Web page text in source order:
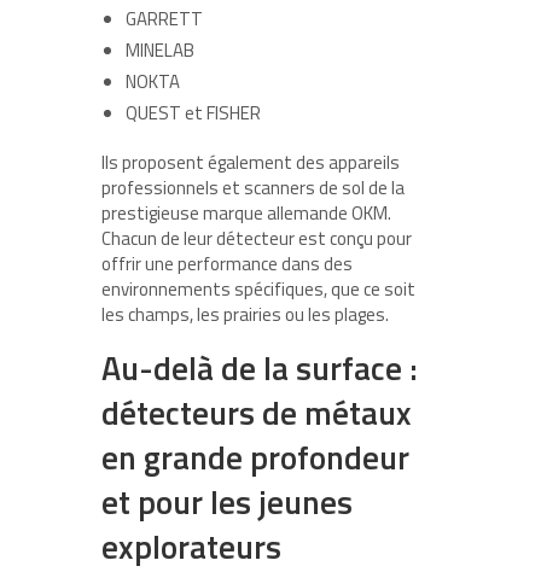
GARRETT
MINELAB
NOKTA
QUEST et FISHER
Ils proposent également des appareils
professionnels et scanners de sol de la
prestigieuse marque allemande OKM.
Chacun de leur détecteur est conçu pour
offrir une performance dans des
environnements spécifiques, que ce soit
les champs, les prairies ou les plages.
Au-delà de la surface :
détecteurs de métaux
en grande profondeur
et pour les jeunes
explorateurs